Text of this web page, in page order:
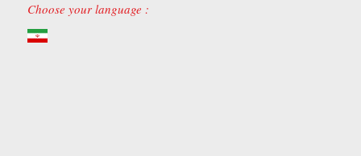
Choose your language :